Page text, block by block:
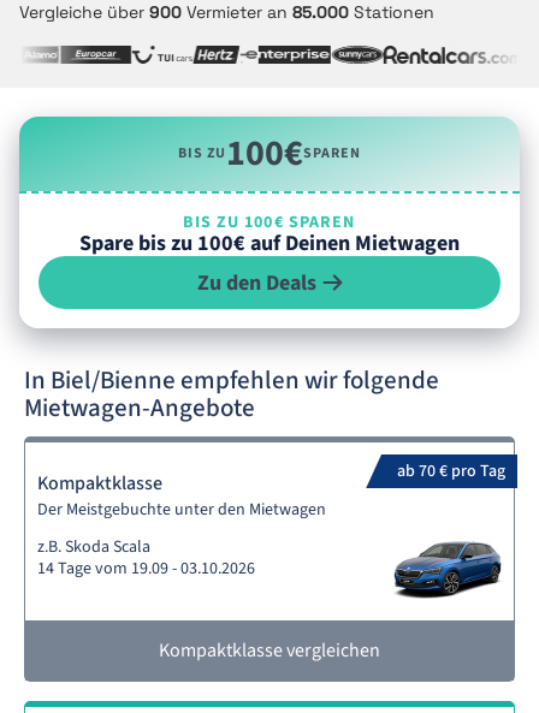
Vergleiche über 900 Vermieter an 85.000 Stationen
BIS ZU100€SPAREN
BIS ZU 100€ SPAREN
Spare bis zu 100€ auf Deinen Mietwagen
Zu den Deals
In Biel/Bienne empfehlen wir folgende
Mietwagen-Angebote
ab 70 € pro Tag
Kompaktklasse
Der Meistgebuchte unter den Mietwagen
z.B. Skoda Scala
14 Tage vom 19.09 - 03.10.2026
Kompaktklasse vergleichen